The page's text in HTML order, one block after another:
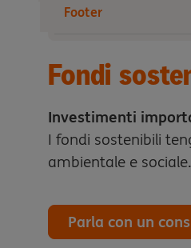
Footer
Conto Corrente
Fondi
Investimenti
I fondi sostenibili
ambientale e
Parla con un